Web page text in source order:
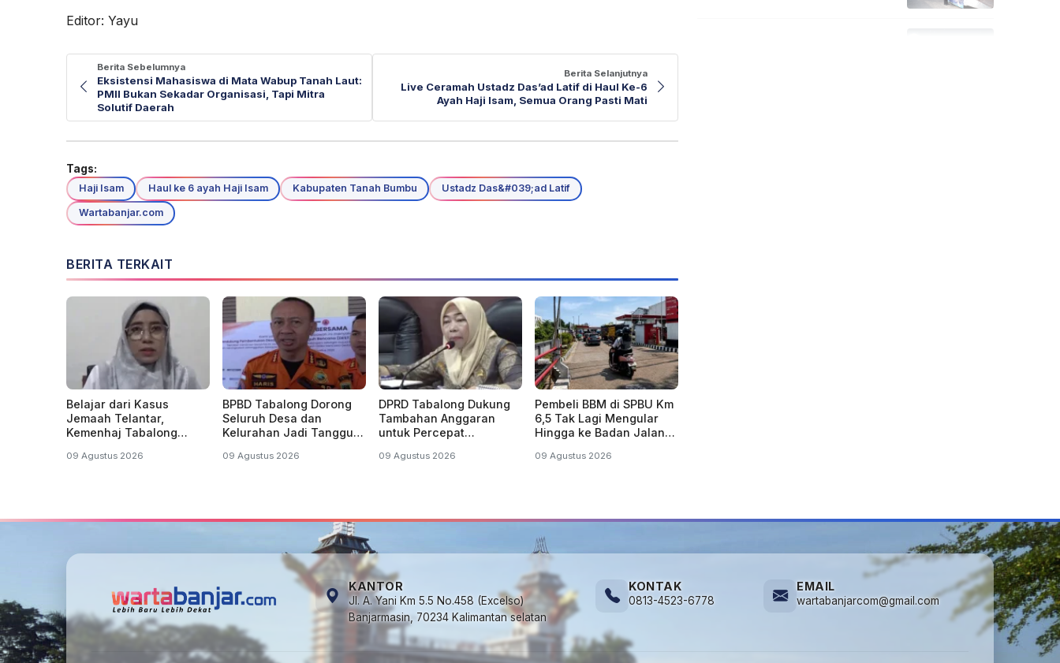
Editor: Yayu
Berita Sebelumnya
Eksistensi Mahasiswa di Mata Wabup Tanah Laut:
PMII Bukan Sekadar Organisasi, Tapi Mitra
Solutif Daerah
Berita Selanjutnya
Live Ceramah Ustadz Das’ad Latif di Haul Ke-6
Ayah Haji Isam, Semua Orang Pasti Mati
Tags:
Haji Isam Haul ke 6 ayah Haji Isam Kabupaten Tanah Bumbu Ustadz Das&#039;ad Latif
Wartabanjar.com
BERITA TERKAIT
Belajar dari Kasus
Jemaah Telantar,
Kemenhaj Tabalong
Tergiur Umrah Murah
09 Agustus 2026
BPBD Tabalong Dorong
Seluruh Desa dan
Kelurahan Jadi Tangguh
09 Agustus 2026
DPRD Tabalong Dukung
Tambahan Anggaran
untuk Percepat
Warukin
09 Agustus 2026
Pembeli BBM di SPBU Km
6,5 Tak Lagi Mengular
Hingga ke Badan Jalan
09 Agustus 2026
KANTOR
Jl. A. Yani Km 5.5 No.458 (Excelso)
Banjarmasin, 70234 Kalimantan selatan
KONTAK
0813-4523-6778
EMAIL
wartabanjarcom@gmail.com